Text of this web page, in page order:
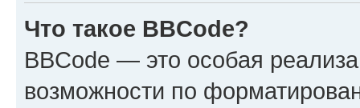
Что такое BBCode?
BBCode — это особая
возможности по